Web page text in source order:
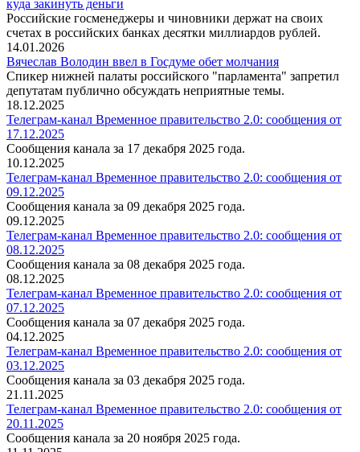
куда закинуть деньги
Российские госменеджеры и чиновники держат на своих
счетах в российских банках десятки миллиардов рублей.
14.01.2026
Вячеслав Володин ввел в Госдуме обет молчания
Спикер нижней палаты российского "парламента" запретил
депутатам публично обсуждать неприятные темы.
18.12.2025
Телеграм-канал Временное правительство 2.0: сообщения от
17.12.2025
Сообщения канала за 17 декабря 2025 года.
10.12.2025
Телеграм-канал Временное правительство 2.0: сообщения от
09.12.2025
Сообщения канала за 09 декабря 2025 года.
09.12.2025
Телеграм-канал Временное правительство 2.0: сообщения от
08.12.2025
Сообщения канала за 08 декабря 2025 года.
08.12.2025
Телеграм-канал Временное правительство 2.0: сообщения от
07.12.2025
Сообщения канала за 07 декабря 2025 года.
04.12.2025
Телеграм-канал Временное правительство 2.0: сообщения от
03.12.2025
Сообщения канала за 03 декабря 2025 года.
21.11.2025
Телеграм-канал Временное правительство 2.0: сообщения от
20.11.2025
Сообщения канала за 20 ноября 2025 года.